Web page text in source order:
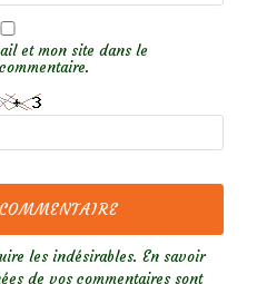
et mon site dans le
les indésirables. En savoir
de vos commentaires sont